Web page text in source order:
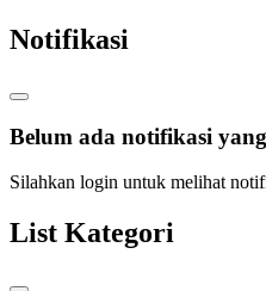
Notifikasi
Belum ada notifikasi
Silahkan login untuk melihat
List Kategori